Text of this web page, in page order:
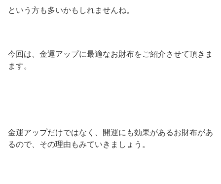
という方も多いかもしれませんね。
今回は、金運アップに最適なお財布をご紹介させて頂きま
ます。
金運アップだけではなく、開運にも効果があるお財布があ
るので、その理由もみていきましょう。